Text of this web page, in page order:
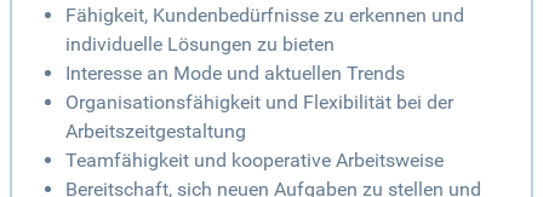
Fähigkeit, Kundenbedürfnisse zu erkennen und
individuelle Lösungen zu bieten
Interesse an Mode und aktuellen Trends
Organisationsfähigkeit und Flexibilität bei der
Arbeitszeitgestaltung
Teamfähigkeit und kooperative Arbeitsweise
Bereitschaft, sich neuen Aufgaben zu stellen und